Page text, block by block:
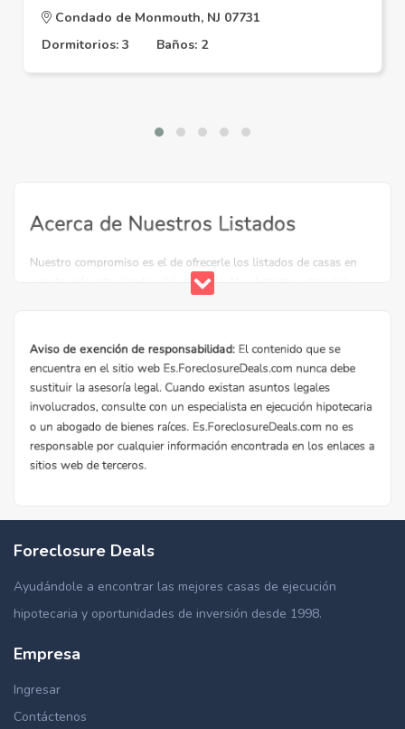
Condado de Monmouth, NJ 07731
Dormitorios: 3
Baños: 2
Foreclosure Deals
Ayudándole a encontrar las mejores casas de ejecución
hipotecaria y oportunidades de inversión desde 1998.
Empresa
Ingresar
Contáctenos